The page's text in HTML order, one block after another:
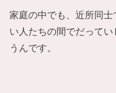
家庭の中でも、近所同
い人たちの間でだって
うんです。